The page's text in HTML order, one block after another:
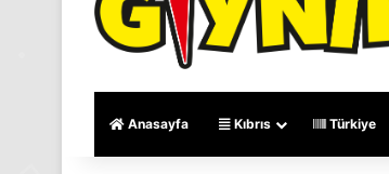
Anasayfa Kıbrıs Türkiye